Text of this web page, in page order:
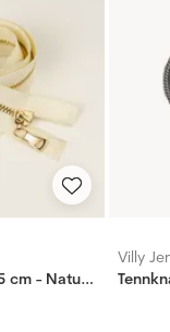
Glidelås - 55 cm - Naturhvit
Villy